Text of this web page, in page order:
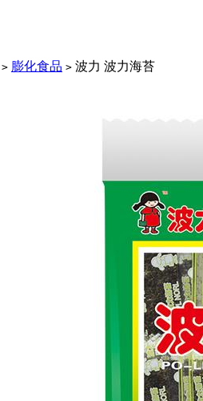
> 膨化食品 > 波力 波力海苔